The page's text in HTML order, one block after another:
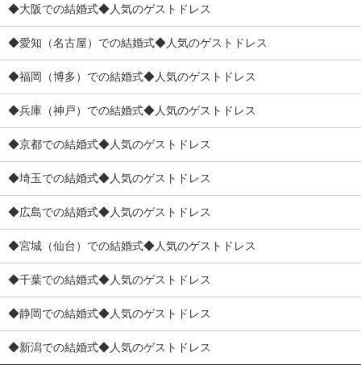
◆大阪での結婚式◆人気のゲストドレス
◆愛知（名古屋）での結婚式◆人気のゲストドレス
◆福岡（博多）での結婚式◆人気のゲストドレス
◆兵庫（神戸）での結婚式◆人気のゲストドレス
◆京都での結婚式◆人気のゲストドレス
◆埼玉での結婚式◆人気のゲストドレス
◆広島での結婚式◆人気のゲストドレス
◆宮城（仙台）での結婚式◆人気のゲストドレス
◆千葉での結婚式◆人気のゲストドレス
◆静岡での結婚式◆人気のゲストドレス
◆新潟での結婚式◆人気のゲストドレス